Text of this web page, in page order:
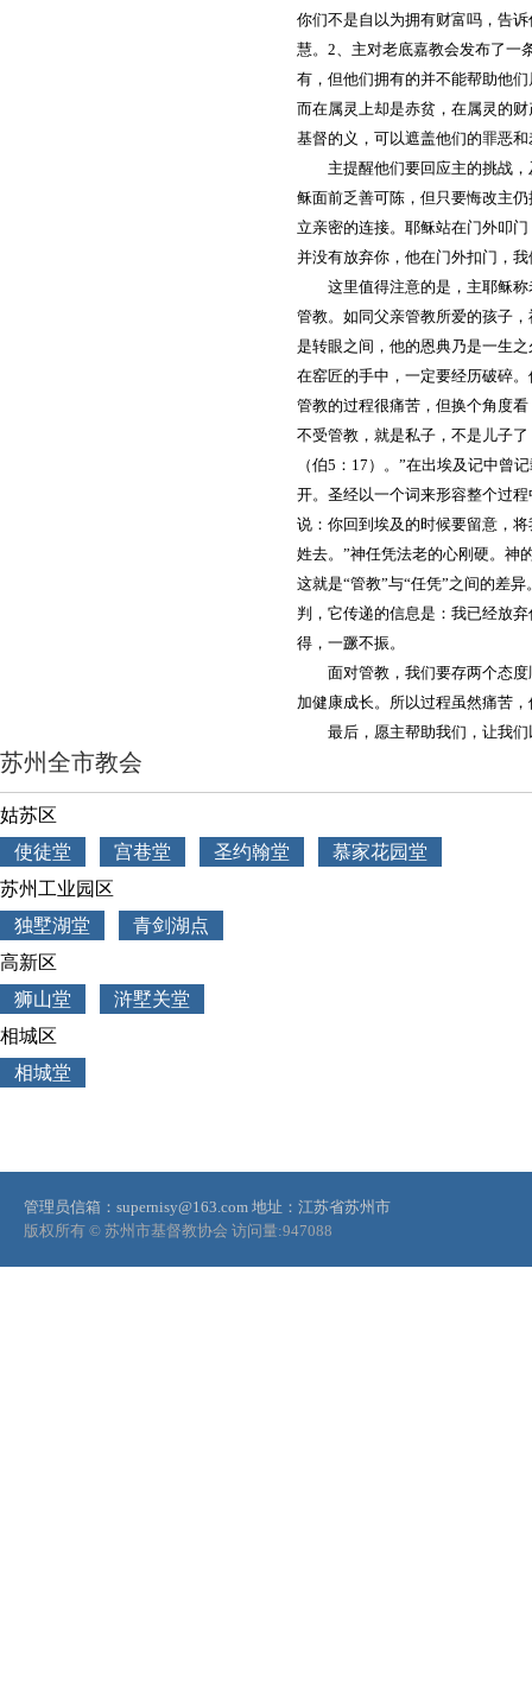
你们不是自以为拥有财富吗，告
慧。2、主对老底嘉教会发布了一
有，但他们拥有的并不能帮助他
而在属灵上却是赤贫，在属灵的
基督的义，可以遮盖他们的罪恶
主提醒他们要回应主的挑战
稣面前乏善可陈，但只要悔改主
立亲密的连接。耶稣站在门外叩
并没有放弃你，他在门外扣门，
这里值得注意的是，主耶稣
管教。如同父亲管教所爱的孩子
是转眼之间，他的恩典乃是一生
在窑匠的手中，一定要经历破碎
管教的过程很痛苦，但换个角度
不受管教，就是私子，不是儿子
（伯5：17）。”在出埃及记中曾
开。圣经以一个词来形容整个过
说：你回到埃及的时候要留意，
姓去。”神任凭法老的心刚硬。神
这就是“管教”与“任凭”之间的差
判，它传递的信息是：我已经放
得，一蹶不振。
面对管教，我们要存两个态
加健康成长。所以过程虽然痛苦
最后，愿主帮助我们，让我
苏州全市教会
姑苏区
使徒堂
宫巷堂 圣约翰堂
慕家花园堂
苏州工业园区
独墅湖堂
青剑湖点
高新区
狮山堂
浒墅关堂
相城区
相城堂
管理员信箱：supernisy@163.com 地址：江苏省苏州市
版权所有 © 苏州市基督教协会 访问量:947088